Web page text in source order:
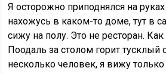
Я осторожно приподнялся на
нахожусь в каком-то доме, тут в
сижу на полу. Это не ресторан.
Поодаль за столом горит тусклый
несколько человек, я вижу